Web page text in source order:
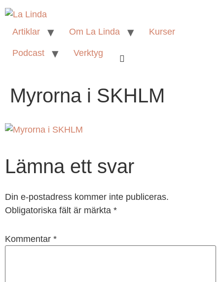
Artiklar Om La Linda Kurser
Podcast Verktyg
Myrorna i SKHLM
Lämna ett svar
Din e-postadress kommer inte publiceras.
Obligatoriska fält är märkta *
Kommentar *